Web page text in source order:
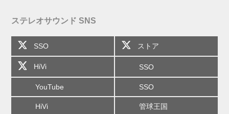
ステレオサウンド SNS
SSO ストア
HiVi SSO
YouTube SSO
HiVi 管球王国